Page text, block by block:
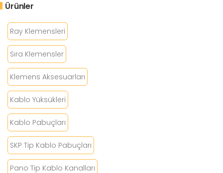
Ürünler
Ray Klemensleri
Sıra Klemensler
Klemens Aksesuarları
Kablo Yüksükleri
Kablo Pabuçları
SKP Tip Kablo Pabuçları
Pano Tip Kablo Kanalları